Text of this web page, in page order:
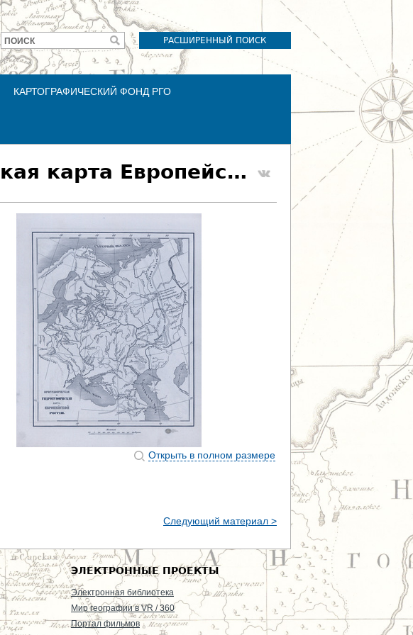
РАСШИРЕННЫЙ ПОИСК
Форма
поиска
ПОИСК
КАРТОГРАФИЧЕСКИЙ ФОНД РГО
Орографическая и гидрографическая карта Европейской России
Открыть в полном размере
Следующий материал >
ЭЛЕКТРОННЫЕ ПРОЕКТЫ
Электронная библиотека
Мир географии в VR / 360
Портал фильмов